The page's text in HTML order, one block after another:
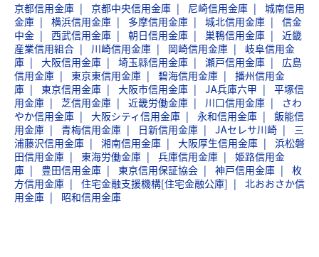
京都信用金庫 京都中央信用金庫 尼崎信用金庫
城南信用
金庫
横浜信用金庫 多摩信用金庫 城北信用金庫
信金
中金
西武信用金庫 朝日信用金庫 巣鴨信用金庫
近畿
産業信用組合
川崎信用金庫 岡崎信用金庫
岐阜信用金
庫
大阪信用金庫 埼玉縣信用金庫 瀬戸信用金庫
広島
信用金庫
東京東信用金庫 碧海信用金庫
播州信用金
庫
東京信用金庫 大阪市信用金庫 JA兵庫六甲
平塚信
用金庫
芝信用金庫 近畿労働金庫 川口信用金庫
さわ
やか信用金庫
大阪シティ信用金庫 永和信用金庫
飯能信
用金庫
青梅信用金庫 日新信用金庫 JAセレサ川崎
三
浦藤沢信用金庫
湘南信用金庫 大阪厚生信用金庫
浜松磐
田信用金庫
東海労働金庫 兵庫信用金庫
姫路信用金
庫
豊田信用金庫 東京信用保証協会 神戸信用金庫
枚
方信用金庫
住宅金融支援機構[住宅金融公庫]
北おおさか信
用金庫
昭和信用金庫